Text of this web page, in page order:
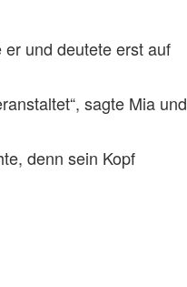
und deutete erst auf
sagte Mia und
denn sein Kopf